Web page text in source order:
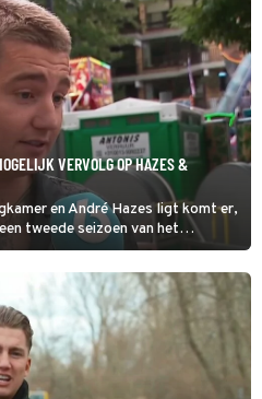
VERVOLG OP HAZES &
en André Hazes ligt komt er,
tweede seizoen van het
Tot Uw Dienst. Eerst
zou nu openstaan voor een